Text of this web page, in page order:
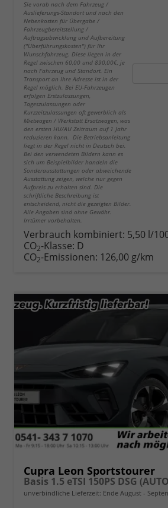
Sie vorab nach dem Fahrzeug /
Auslieferungs-Standort und nach den
Nebenkosten für Übergabe /
Fahrzeugbereitstellung /
Auftragsabwicklung und Aufbereitung
("Überführungskosten") für Ihr
Wunschfahrzeug. Diese liegen in der
Regel zwischen 60,00 und 890,00€, je
nach Fahrzeug und Standort. Ein
Transport an Ihre Adresse ist in der
Regel möglich. Bei EU-Fahrzeugen
erfolgen Erstzulassungen,
Tageszulassungen oder
Kurzzeitzulassungen oft gewerblich als
Mietwagen / Werkstatt Ersatzwagen, was
den ersten HU/AU Zeitraum auf 1 Jahr
reduzieren kann. Die Betriebsanleitung
liegt in der Regel nicht in Deutsch bei.
Bei den verwendeten Bildern kann es
sich um Beispielbilder handeln die
Sonderausstattungen oder abweichende
Ausstattung zeigen, welche nur gegen
Aufpreis zu erhalten sind. Die
schriftliche Beschreibung ist
entscheidend, nicht die gezeigten Bilder.
Alle Angaben sind ohne Gewähr.
Irrtümer vorbehalten.
Verbrauch kombiniert: 5,50 l/
CO2-Klasse: D
CO2-Emissionen: 126,00 g/km
Cupra Leon Sportstourer
unverbindliche Lieferzeit: Ende August -